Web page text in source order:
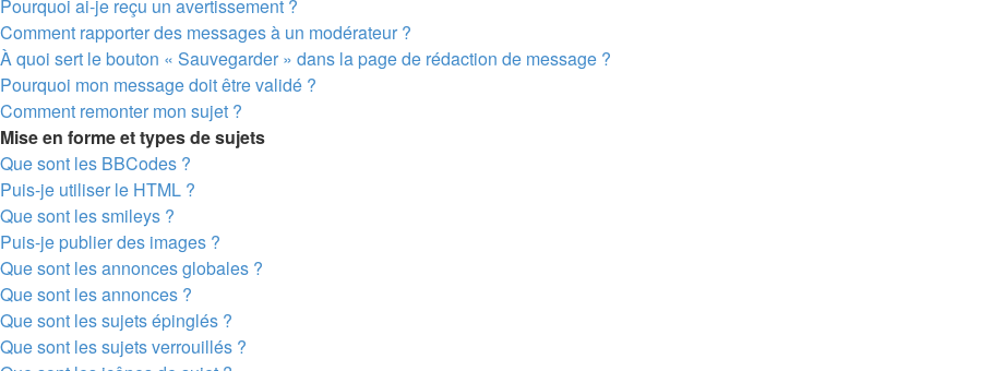
Pourquoi ai-je reçu un avertissement ?
Comment rapporter des messages à un modérateur ?
À quoi sert le bouton « Sauvegarder » dans la page de rédaction de message ?
Pourquoi mon message doit être validé ?
Comment remonter mon sujet ?
Mise en forme et types de sujets
Que sont les BBCodes ?
Puis-je utiliser le HTML ?
Que sont les smileys ?
Puis-je publier des images ?
Que sont les annonces globales ?
Que sont les annonces ?
Que sont les sujets épinglés ?
Que sont les sujets verrouillés ?